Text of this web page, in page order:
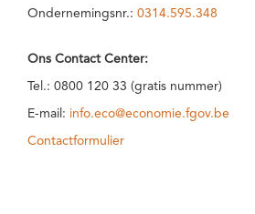
Ondernemingsnr.: 0314.595.348
Ons Contact Center:
Tel.: 0800 120 33 (gratis nummer)
E-mail: info.eco@economie.fgov.be
Contactformulier